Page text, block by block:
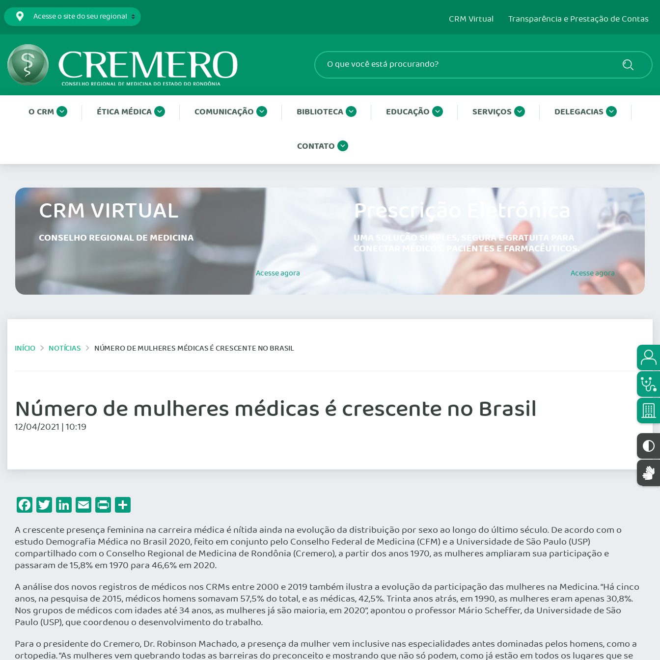
CRM Virtual Transparência e Prestação de Contas
O CRM ÉTICA MÉDICA COMUNICAÇÃO BIBLIOTECA EDUCAÇÃO SERVIÇOS DELEGACIAS
CONTATO
CRM VIRTUAL
CONSELHO REGIONAL DE MEDICINA
Acesseagora
Prescrição Eletrônica
UMA SOLUÇÃO SIMPLES, SEGURA E GRATUITA PARA
CONECTAR MÉDICOS, PACIENTES E FARMACÊUTICOS.
Acesseagora
INÍCIO NOTÍCIAS NÚMERO DE MULHERES MÉDICAS É CRESCENTE NO BRASIL
Número de mulheres médicas é crescente no Brasil
12/04/2021 | 10:19
Facebook
Twitter
LinkedIn
Email
Print
A crescente presença feminina na carreira médica é nítida ainda na evolução da distribuição por sexo ao longo do último século. De acordo com o
estudo Demografia Médica no Brasil 2020, feito em conjunto pelo Conselho Federal de Medicina (CFM) e a Universidade de São Paulo (USP)
compartilhado com o Conselho Regional de Medicina de Rondônia (Cremero), a partir dos anos 1970, as mulheres ampliaram sua participação e
passaram de 15,8% em 1970 para 46,6% em 2020.
A análise dos novos registros de médicos nos CRMs entre 2000 e 2019 também ilustra a evolução da participação das mulheres na Medicina. “Há cinco
anos, na pesquisa de 2015, médicos homens somavam 57,5% do total, e as médicas, 42,5%. Trinta anos atrás, em 1990, as mulheres eram apenas 30,8%.
Nos grupos de médicos com idades até 34 anos, as mulheres já são maioria, em 2020”, apontou o professor Mário Scheffer, da Universidade de São
Paulo (USP), que coordenou o desenvolvimento do trabalho.
Para o presidente do Cremero, Dr. Robinson Machado, a presença da mulher vem inclusive nas especialidades antes dominadas pelos homens, como a
ortopedia. “As mulheres vem quebrando todas as barreiras do preconceito e mostrando que não só podem, como já estão em todos os lugares que se